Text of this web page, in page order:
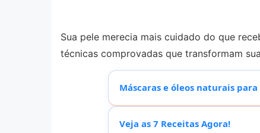
Sua pele merecia mais cuidado do que
técnicas comprovadas que transformam
Máscaras e óleos naturais
Veja as 7 Receitas Agora!